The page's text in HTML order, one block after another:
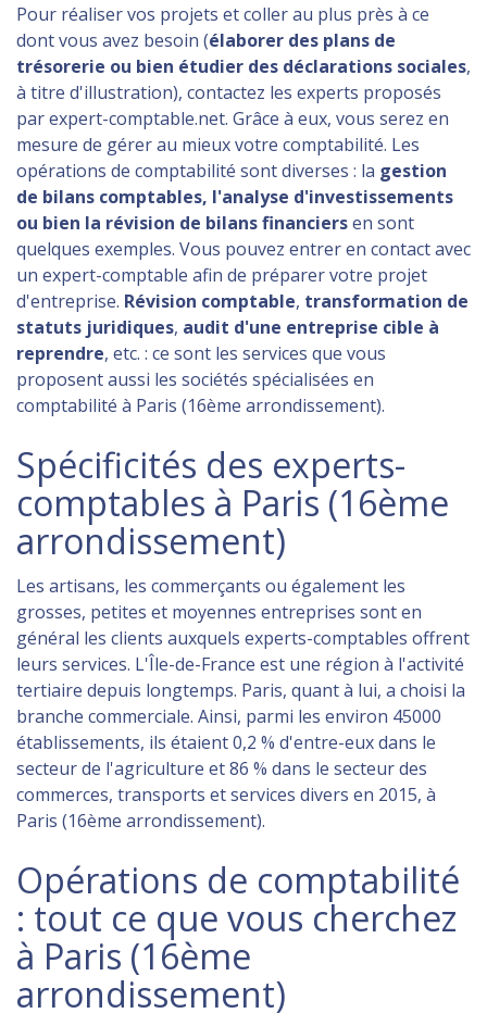
Pour réaliser vos projets et coller au plus près à ce
dont vous avez besoin (élaborer des plans de
trésorerie ou bien étudier des déclarations sociales,
à titre d'illustration), contactez les experts proposés
par expert-comptable.net. Grâce à eux, vous serez en
mesure de gérer au mieux votre comptabilité. Les
opérations de comptabilité sont diverses : la gestion
de bilans comptables, l'analyse d'investissements
ou bien la révision de bilans financiersen sont
quelques exemples. Vous pouvez entrer en contact avec
un expert-comptable afin de préparer votre projet
d'entreprise. Révision comptable, transformation de
statuts juridiques, audit d'une entreprise cible à
reprendre, etc. : ce sont les services que vous
proposent aussi les sociétés spécialisées en
comptabilité à Paris (16ème arrondissement).
Spécificités des experts-
comptables à Paris (16ème
arrondissement)
Les artisans, les commerçants ou également les
grosses, petites et moyennes entreprises sont en
général les clients auxquels experts-comptables offrent
leurs services. L'Île-de-France est une région à l'activité
tertiaire depuis longtemps. Paris, quant à lui, a choisi la
branche commerciale. Ainsi, parmi les environ 45000
établissements, ils étaient 0,2 % d'entre-eux dans le
secteur de l'agriculture et 86 % dans le secteur des
commerces, transports et services divers en 2015, à
Paris (16ème arrondissement).
Opérations de comptabilité
: tout ce que vous cherchez
à Paris (16ème
arrondissement)